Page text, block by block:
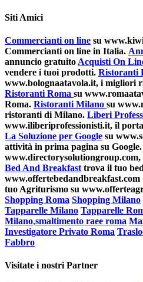
Siti Amici
Commercianti on line su
Commercianti on line in Italia.
annuncio gratuito Acquisti On
vendere i tuoi prodotti. Ristoranti
www.bolognaatavola.it, i migliori
Ristoranti Roma su
Roma. Ristoranti Milano su
ristoranti di Milano. Liberi
www.iliberiprofessionisti.it, il
La Soluzione per Google su
attività in prima pagina su Google.
Bed And Breakfast trova il tuo
www.offertebedandbreakfast.com
tuo Agriturismo su
Shopping Roma Shopping Milano
Tapparelle Milano Tapparelle
Milano,smaltimento raee roma
Investigatore Privato Roma
Fabbro
Visitate i nostri Partner